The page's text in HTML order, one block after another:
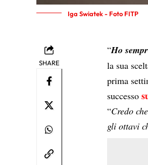
Iga Swiatek - Foto FITP
SHARE
“Ho
la sua
prima
successo
“Credo
gli ottavi